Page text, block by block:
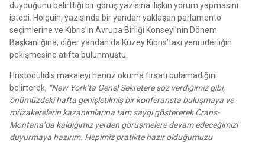
duyduğunu belirttiği bir görüş yazısına ilişkin yorum yapmasını
istedi. Holguin, yazısında bir yandan yaklaşan parlamento
seçimlerine ve Kıbrıs’ın Avrupa Birliği Konseyi’nin Dönem
Başkanlığına, diğer yandan da Kuzey Kıbrıs’taki yeni liderliğin
pekişmesine atıfta bulunmuştu.
Hristodulidis makaleyi henüz okuma fırsatı bulamadığını
belirterek, “New York’ta Genel Sekretere söz verdiğimiz gibi,
önümüzdeki hafta genişletilmiş bir konferansta buluşmaya ve
müzakerelerin kazanımlarına tam saygı göstererek Crans-
Montana’da kaldığımız yerden görüşmelere devam edeceğimizi
duyurmaya hazırım. Hepimiz pratikte hazır olduğumuzu